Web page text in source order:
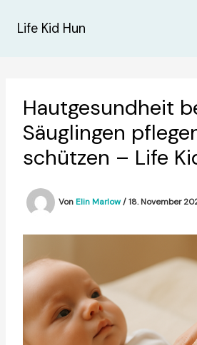
InhaltLife Kid Hun
Hautgesundheit
Säuglingen
schützen – Life
VonElin Marlow/18. November